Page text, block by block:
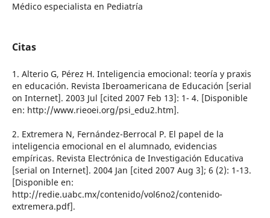
Médico especialista en Pediatría
Citas
1. Alterio G, Pérez H. Inteligencia emocional: teoría y praxis
en educación. Revista Iberoamericana de Educación [serial
on Internet]. 2003 Jul [cited 2007 Feb 13]: 1- 4. [Disponible
en: http://www.rieoei.org/psi_edu2.htm].
2. Extremera N, Fernández-Berrocal P. El papel de la
inteligencia emocional en el alumnado, evidencias
empíricas. Revista Electrónica de Investigación Educativa
[serial on Internet]. 2004 Jan [cited 2007 Aug 3]; 6 (2): 1-13.
[Disponible en:
http://redie.uabc.mx/contenido/vol6no2/contenido-
extremera.pdf].